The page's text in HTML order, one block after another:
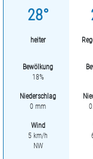
28°
heiter
Bewölkung
18%
Niederschlag
0 mm
Wind
5 km/h
NW